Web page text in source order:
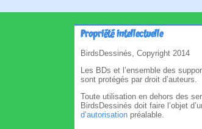
Propriété intellectuelle
BirdsDessinés, Copyright 2014
Les BDs et l’ensemble des
sont protégés par droit d’auteurs.
Toute utilisation en dehors des
BirdsDessinés doit faire l’objet
d’autorisation préalable.